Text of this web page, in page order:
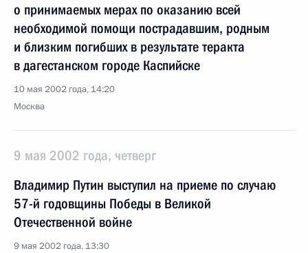
о принимаемых мерах по оказанию всей
необходимой помощи пострадавшим, родным
и близким погибших в результате теракта
в дагестанском городе Каспийске
10 мая 2002 года, 14:20
Москва
9 мая 2002 года, четверг
Владимир Путин выступил на приеме по случаю
57-й годовщины Победы в Великой
Отечественной войне
9 мая 2002 года, 13:30